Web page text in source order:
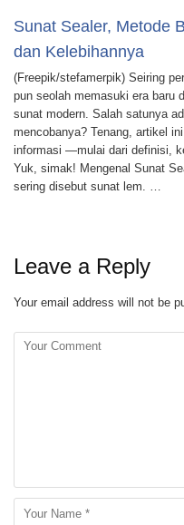
Sunat Sealer, Metode
dan Kelebihannya
(Freepik/stefamerpik) Seiring
pun seolah memasuki era baru
sunat modern. Salah satunya
mencobanya? Tenang, artikel
informasi —mulai dari definisi,
Yuk, simak! Mengenal Sunat
sering disebut sunat lem. …
Leave a Reply
Your email address will not be